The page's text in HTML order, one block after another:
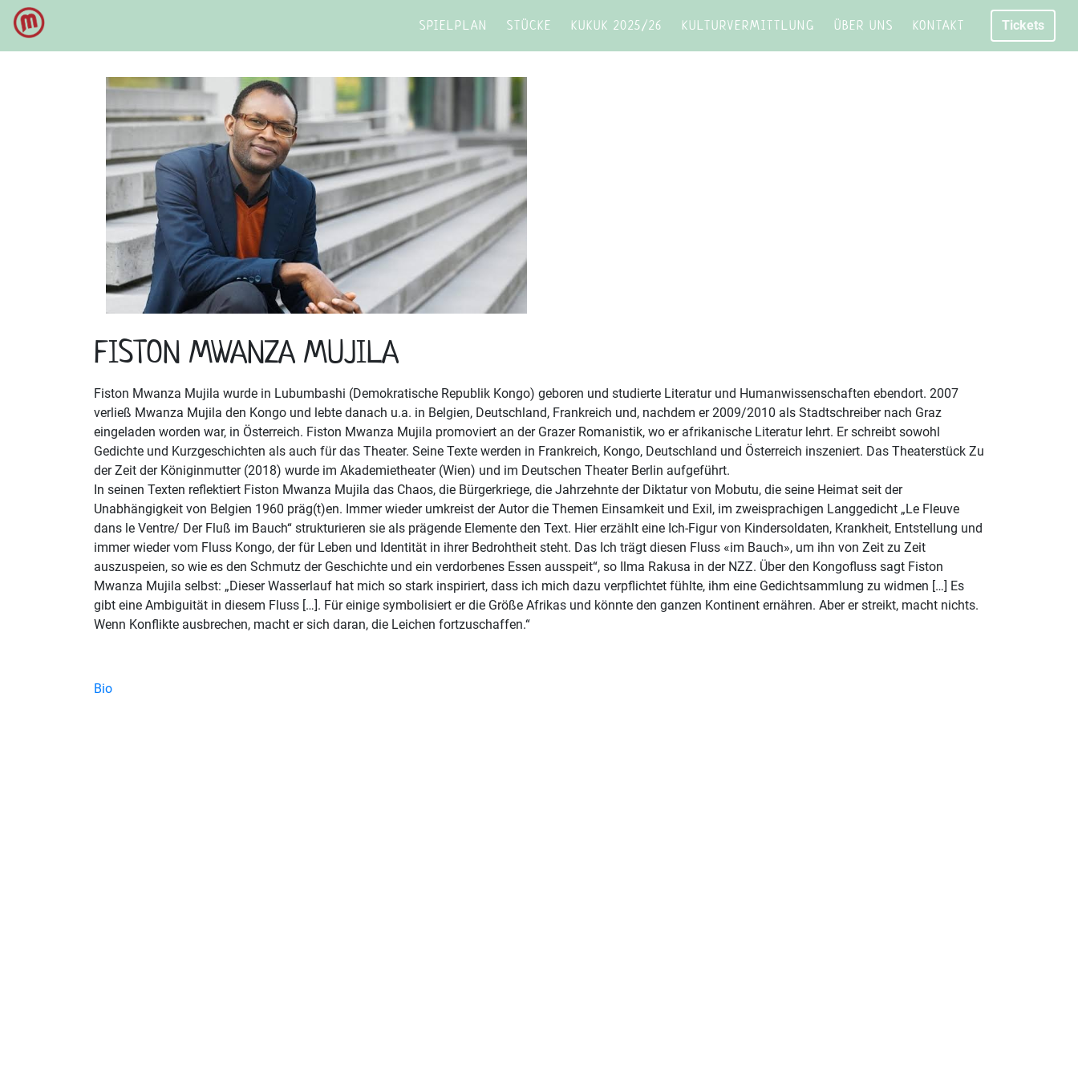
SPIELPLAN STÜCKE KUKUK 2025/26 KULTURVERMITTLUNG ÜBER UNS KONTAKT Tickets
FISTON MWANZA MUJILA
Fiston Mwanza Mujila wurde in Lubumbashi (Demokratische Republik Kongo) geboren und studierte Literatur und Humanwissenschaften ebendort. 2007
verließ Mwanza Mujila den Kongo und lebte danach u.a. in Belgien, Deutschland, Frankreich und, nachdem er 2009/2010 als Stadtschreiber nach Graz
eingeladen worden war, in Österreich. Fiston Mwanza Mujila promoviert an der Grazer Romanistik, wo er afrikanische Literatur lehrt. Er schreibt sowohl
Gedichte und Kurzgeschichten als auch für das Theater. Seine Texte werden in Frankreich, Kongo, Deutschland und Österreich inszeniert. Das Theaterstück Zu
der Zeit der Königinmutter (2018) wurde im Akademietheater (Wien) und im Deutschen Theater Berlin aufgeführt.
In seinen Texten reflektiert Fiston Mwanza Mujila das Chaos, die Bürgerkriege, die Jahrzehnte der Diktatur von Mobutu, die seine Heimat seit der
Unabhängigkeit von Belgien 1960 präg(t)en. Immer wieder umkreist der Autor die Themen Einsamkeit und Exil, im zweisprachigen Langgedicht „Le Fleuve
dans le Ventre/ Der Fluß im Bauch“ strukturieren sie als prägende Elemente den Text. Hier erzählt eine Ich-Figur von Kindersoldaten, Krankheit, Entstellung und
immer wieder vom Fluss Kongo, der für Leben und Identität in ihrer Bedrohtheit steht. Das Ich trägt diesen Fluss «im Bauch», um ihn von Zeit zu Zeit
auszuspeien, so wie es den Schmutz der Geschichte und ein verdorbenes Essen ausspeit“, so Ilma Rakusa in der NZZ. Über den Kongofluss sagt Fiston
Mwanza Mujila selbst: „Dieser Wasserlauf hat mich so stark inspiriert, dass ich mich dazu verpflichtet fühlte, ihm eine Gedichtsammlung zu widmen […] Es
gibt eine Ambiguität in diesem Fluss […]. Für einige symbolisiert er die Größe Afrikas und könnte den ganzen Kontinent ernähren. Aber er streikt, macht nichts.
Wenn Konflikte ausbrechen, macht er sich daran, die Leichen fortzuschaffen.“
Bio